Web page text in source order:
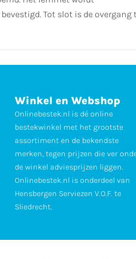
Tot slot is de
Winkel en Webshop
Onlinebestek.nl is dé online
bestekwinkel met het grootste
assortiment en de bekendste
merken, tegen prijzen die ver
de winkel adviesprijzen liggen.
Onlinebestek.nl is onderdeel van
Hensbergen Serviezen V.O.F. te
Sliedrecht.